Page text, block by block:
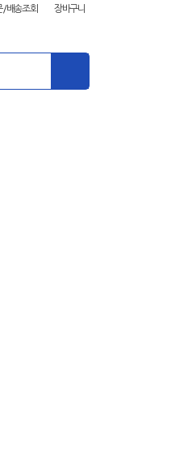
/배송조회 장바구니